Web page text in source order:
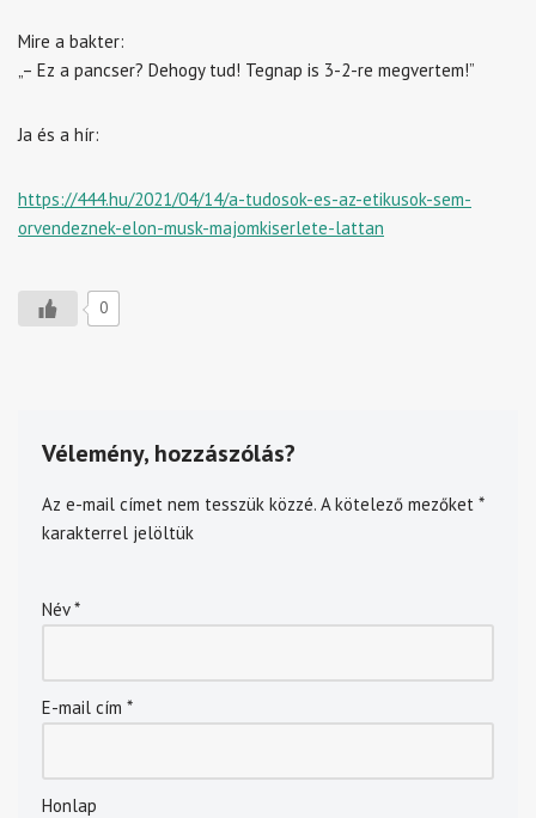
Mire a bakter:
„– Ez a pancser? Dehogy tud! Tegnap is 3-2-re megvertem!”
Ja és a hír:
https://444.hu/2021/04/14/a-tudosok-es-az-etikusok-sem-
orvendeznek-elon-musk-majomkiserlete-lattan
0
Vélemény, hozzászólás?
Az e-mail címet nem tesszük közzé. A kötelező mezőket *
karakterrel jelöltük
Név*
E-mail cím *
Honlap